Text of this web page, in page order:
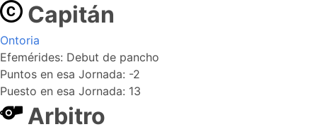
Capitán
Ontoria
Efemérides: Debut de pancho
Puntos en esa Jornada: -2
Puesto en esa Jornada: 13
Arbitro